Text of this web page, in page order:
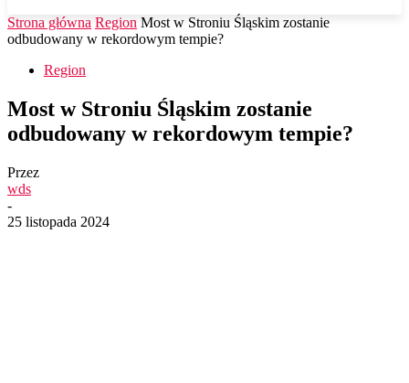
Strona główna Region Most w Stroniu Śląskim zostanie
odbudowany w rekordowym tempie?
Region
Most w Stroniu Śląskim zostanie
odbudowany w rekordowym tempie?
Przez
wds
-
25 listopada 2024